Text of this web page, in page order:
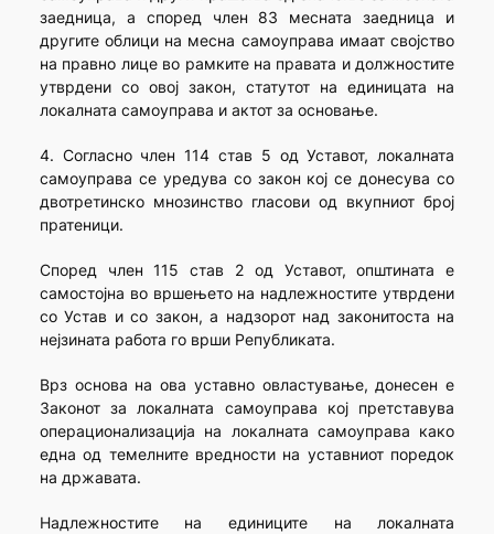
заедница, а според член 83 месната заедница и
другите облици на месна самоуправа имаат својство
на правно лице во рамките на правата и должностите
утврдени со овој закон, статутот на единицата на
локалната самоуправа и актот за основање.
4. Согласно член 114 став 5 од Уставот, локалната
самоуправа се уредува со закон кој се донесува со
двотретинско мнозинство гласови од вкупниот број
пратеници.
Според член 115 став 2 од Уставот, општината е
самостојна во вршењето на надлежностите утврдени
со Устав и со закон, а надзорот над законитоста на
нејзината работа го врши Републиката.
Врз основа на ова уставно овластување, донесен е
Законот за локалната самоуправа кој претставува
операционализација на локалната самоуправа како
една од темелните вредности на уставниот поредок
на државата.
Надлежностите на единиците на локалната